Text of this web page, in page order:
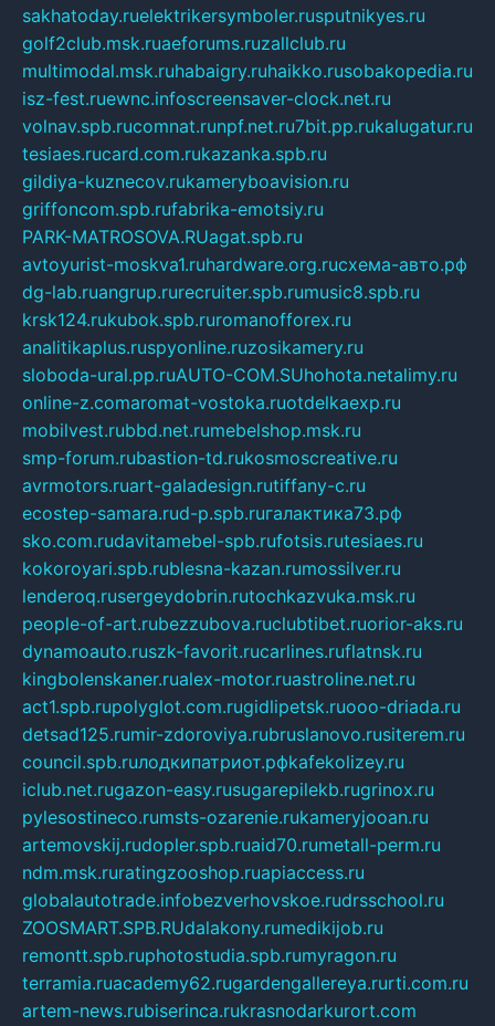
sakhatoday.ruelektrikersymboler.rusputnikyes.ru
golf2club.msk.ruaeforums.ruzallclub.ru
multimodal.msk.ruhabaigry.ruhaikko.rusobakopedia.ru
isz-fest.ruewnc.infoscreensaver-clock.net.ru
volnav.spb.rucomnat.runpf.net.ru7bit.pp.rukalugatur.ru
tesiaes.rucard.com.rukazanka.spb.ru
gildiya-kuznecov.rukameryboavision.ru
griffoncom.spb.rufabrika-emotsiy.ru
PARK-MATROSOVA.RUagat.spb.ru
avtoyurist-moskva1.ruhardware.org.ruсхема-авто.рф
dg-lab.ruangrup.rurecruiter.spb.rumusic8.spb.ru
krsk124.rukubok.spb.ruromanofforex.ru
analitikaplus.ruspyonline.ruzosikamery.ru
sloboda-ural.pp.ruAUTO-COM.SUhohota.netalimy.ru
online-z.comaromat-vostoka.ruotdelkaexp.ru
mobilvest.rubbd.net.rumebelshop.msk.ru
smp-forum.rubastion-td.rukosmoscreative.ru
avrmotors.ruart-galadesign.rutiffany-c.ru
ecostep-samara.rud-p.spb.ruгалактика73.рф
sko.com.rudavitamebel-spb.rufotsis.rutesiaes.ru
kokoroyari.spb.rublesna-kazan.rumossilver.ru
lenderoq.rusergeydobrin.rutochkazvuka.msk.ru
people-of-art.rubezzubova.ruclubtibet.ruorior-aks.ru
dynamoauto.ruszk-favorit.rucarlines.ruflatnsk.ru
kingbolenskaner.rualex-motor.ruastroline.net.ru
act1.spb.rupolyglot.com.rugidlipetsk.ruooo-driada.ru
detsad125.rumir-zdoroviya.rubruslanovo.rusiterem.ru
council.spb.ruлодкипатриот.рфkafekolizey.ru
iclub.net.rugazon-easy.rusugarepilekb.rugrinox.ru
pylesostineco.rumsts-ozarenie.rukameryjooan.ru
artemovskij.rudopler.spb.ruaid70.rumetall-perm.ru
ndm.msk.ruratingzooshop.ruapiaccess.ru
globalautotrade.infobezverhovskoe.rudrsschool.ru
ZOOSMART.SPB.RUdalakony.rumedikijob.ru
remontt.spb.ruphotostudia.spb.rumyragon.ru
terramia.ruacademy62.rugardengallereya.rurti.com.ru
artem-news.rubiserinca.rukrasnodarkurort.com